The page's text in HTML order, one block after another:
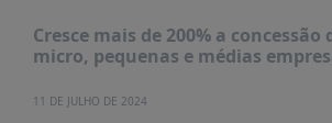
ESTUDOS
NOTÍCIAS
Cresce mais de 200% a
micro, pequenas e médias
11 DE JULHO DE 2024